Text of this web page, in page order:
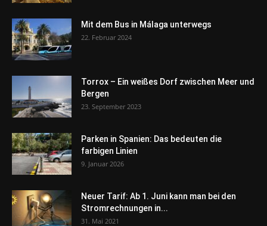
Mit dem Bus in Málaga unterwegs
22. Februar 2024
Torrox – Ein weißes Dorf zwischen Meer und
Bergen
23. September 2023
Parken in Spanien: Das bedeuten die
farbigen Linien
9. Januar 2026
Neuer Tarif: Ab 1. Juni kann man bei den
Stromrechnungen in...
31. Mai 2021